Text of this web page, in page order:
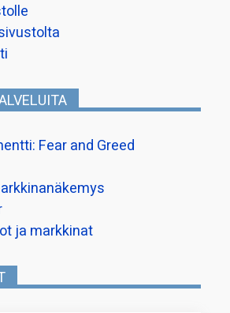
Fear and Greed
ja markkinat